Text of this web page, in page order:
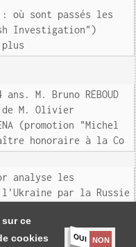
ce
cookies
OUI NON
où sont passés les
Investigation")
M. Bruno REBOUD
M. Olivier
(promotion "Michel
honoraire à la Co
analyse les
l'Ukraine par la Russie